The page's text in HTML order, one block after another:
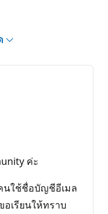
ค่ะ
ใช้ชื่อบัญชีอีเมล
เรียนให้ทราบ